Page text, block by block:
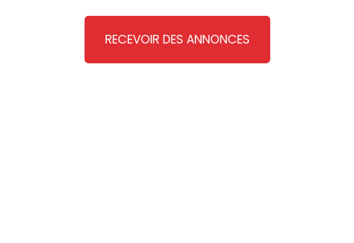
RECEVOIR DES ANNONCES